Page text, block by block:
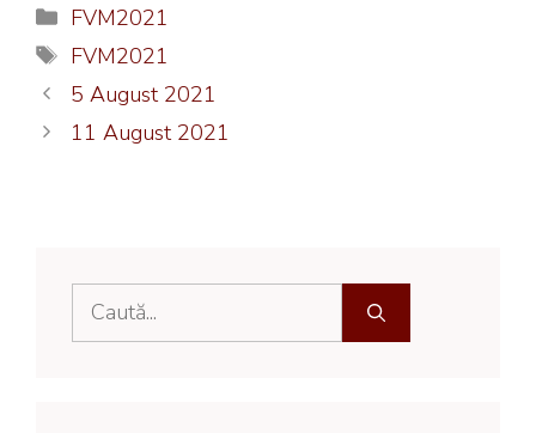
Categorii
FVM2021
Etichete
FVM2021
5 August 2021
11 August 2021
Caută